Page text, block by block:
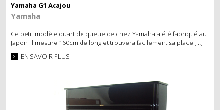
Yamaha G1 Acajou
Yamaha
Ce petit modèle quart de queue de chez Yamaha a été fabriqué au
Japon, il mesure 160cm de long et trouvera facilement sa place […]
EN SAVOIR PLUS